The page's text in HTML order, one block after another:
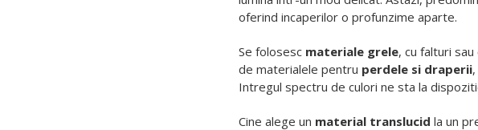
oferind incaperilor o profunzime aparte.
Se folosesc materiale grele, cu falturi
de materialele pentru perdele si draperii
Intregul spectru de culori ne sta la
Cine alege un material translucid la un